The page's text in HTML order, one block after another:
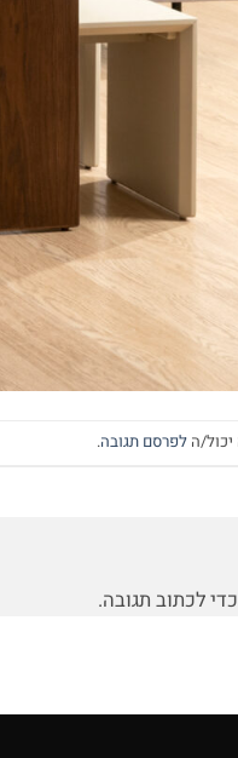
לפרסם תגובה.
כדי לכתוב תגובה.